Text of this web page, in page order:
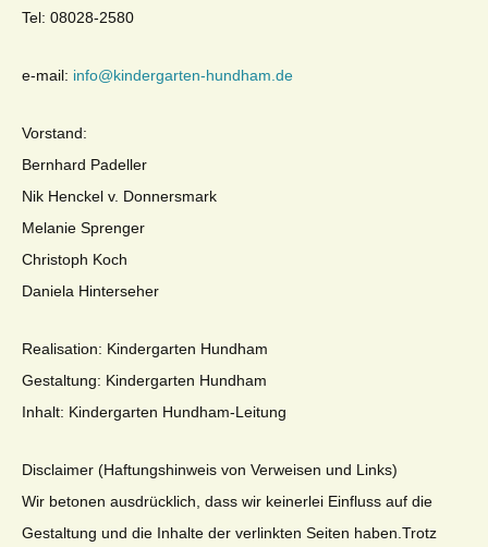
Tel: 08028-2580
e-mail: info@kindergarten-hundham.de
Vorstand:
Bernhard Padeller
Nik Henckel v. Donnersmark
Melanie Sprenger
Christoph Koch
Daniela Hinterseher
Realisation: Kindergarten Hundham
Gestaltung: Kindergarten Hundham
Inhalt: Kindergarten Hundham-Leitung
Disclaimer (Haftungshinweis von Verweisen und Links)
Wir betonen ausdrücklich, dass wir keinerlei Einfluss auf die
Gestaltung und die Inhalte der verlinkten Seiten haben.Trotz